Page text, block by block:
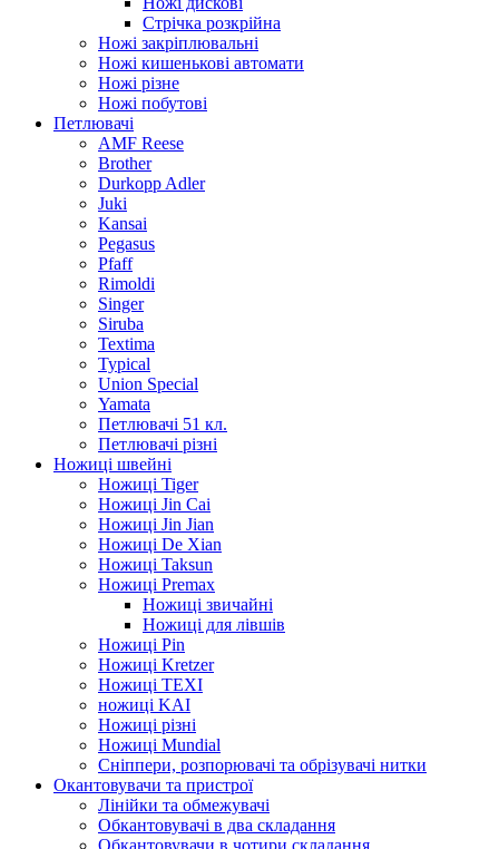
Стрічка розкрійна
Ножі закріплювальні
Ножі кишенькові автомати
Ножі різне
Ножі побутові
Петлювачі
AMF Reese
Brother
Durkopp Adler
Juki
Kansai
Pegasus
Pfaff
Rimoldi
Singer
Siruba
Textima
Typical
Union Special
Yamata
Петлювачі 51 кл.
Петлювачі різні
Ножиці швейні
Ножиці Tiger
Ножиці Jin Cai
Ножиці Jin Jian
Ножиці De Xian
Ножиці Taksun
Ножиці Premax
Ножиці звичайні
Ножиці для лівшів
Ножиці Pin
Ножиці Kretzer
Ножиці TEXI
ножиці KAI
Ножиці різні
Ножиці Mundial
Сніппери, розпорювачі та обрізувачі нитки
Окантовувачи та пристрої
Лінійки та обмежувачі
Обкантовувачі в два складання
Обкантовувачи в чотири складання